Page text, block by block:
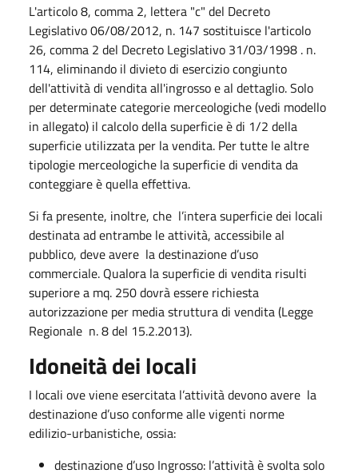
L'articolo 8, comma 2, lettera "c" del Decreto
Legislativo 06/08/2012, n. 147 sostituisce l'articolo
26, comma 2 del Decreto Legislativo 31/03/1998 . n.
114, eliminando il divieto di esercizio congiunto
dell'attività di vendita all'ingrosso e al dettaglio. Solo
per determinate categorie merceologiche (vedi modello
in allegato) il calcolo della superficie è di 1/2 della
superficie utilizzata per la vendita. Per tutte le altre
tipologie merceologiche la superficie di vendita da
conteggiare è quella effettiva.
Si fa presente, inoltre, che l’intera superficie dei locali
destinata ad entrambe le attività, accessibile al
pubblico, deve avere la destinazione d’uso
commerciale. Qualora la superficie di vendita risulti
superiore a mq. 250 dovrà essere richiesta
autorizzazione per media struttura di vendita (Legge
Regionale n. 8 del 15.2.2013).
Idoneità dei locali
I locali ove viene esercitata l’attività devono avere la
destinazione d’uso conforme alle vigenti norme
edilizio-urbanistiche, ossia:
destinazione d’uso Ingrosso: l’attività è svolta solo